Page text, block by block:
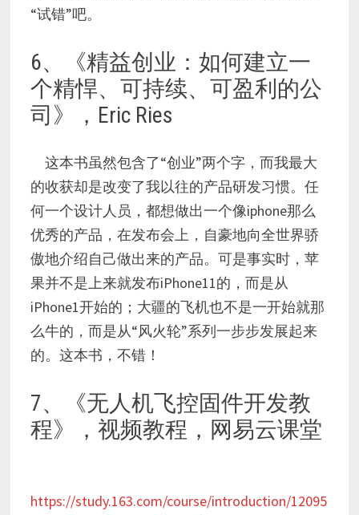
“试错”吧。
6、《精益创业：如何建立一
个精悍、可持续、可盈利的公
司》，Eric Ries
这本书虽然包含了“创业”两个字，而我最大
的收获却是改变了我以往的产品研发习惯。任
何一个设计人员，都想做出一个像iphone那么
优秀的产品，在发布会上，自豪地向全世界骄
傲地介绍自己做出来的产品。可是事实时，苹
果并不是上来就发布iPhone11的，而是从
iPhone1开始的；大疆的飞机也不是一开始就那
么牛的，而是从“风火轮”系列一步步发展起来
的。这本书，不错！
7、《无人机飞控固件开发教
程》，视频教程，网易云课堂
https://study.163.com/course/introduction/12095